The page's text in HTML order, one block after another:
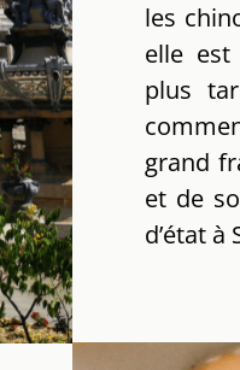
les
elle est
plus
grand
et de
d’état